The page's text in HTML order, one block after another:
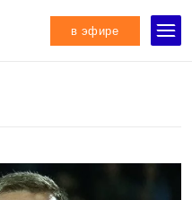
в эфире